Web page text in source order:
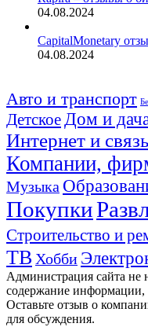
04.08.2024
CapitalMonetary
04.08.2024
Авто и транспорт
ДетскоеДом и
Интернет и связь
Компании,
Музыка
Покупки
Строительство и
ТВ Хобби
Администрация сайта не
содержание информации,
Оставьте отзыв о
для обсуждения.